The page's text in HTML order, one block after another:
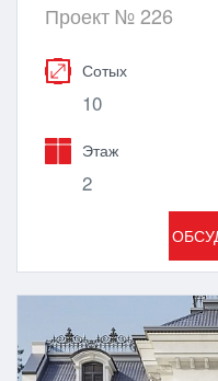
Проект № 226
Сотых
10
Этаж
2